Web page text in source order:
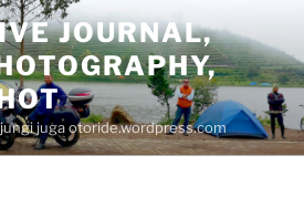
JOURNAL,
juga otoride.wordpress.com